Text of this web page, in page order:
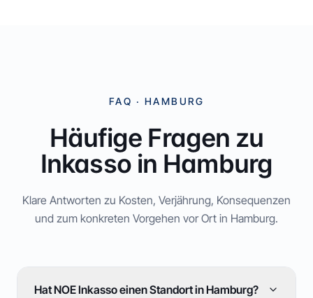
FAQ · HAMBURG
Häufige Fragen zu
Inkasso in Hamburg
Klare Antworten zu Kosten, Verjährung, Konsequenzen
und zum konkreten Vorgehen vor Ort in Hamburg.
Hat NOE Inkasso einen Standort in Hamburg?